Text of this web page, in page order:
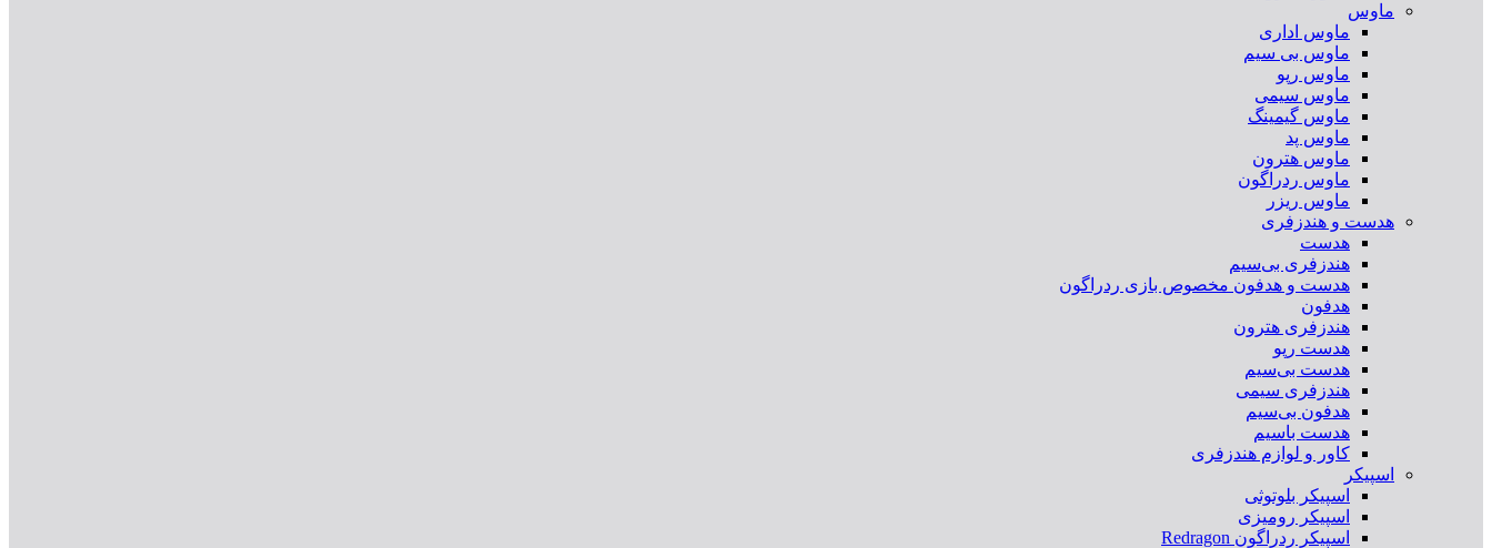
ماوس
ماوس اداری
ماوس بی سیم
ماوس رپو
ماوس سیمی
ماوس گیمینگ
ماوس پد
ماوس هترون
ماوس ردراگون
ماوس ریزر
هدست و هندزفری
هدست
هندزفری بی‌سیم
هدست و هدفون مخصوص بازی ردراگون
هدفون
هندزفری هترون
هدست رپو
هدست بی‌سیم
هندزفری سیمی
هدفون بی‌سیم
هدست باسیم
کاور و لوازم هندزفری
اسپیکر
اسپیکر بلوتوثی
اسپیکر رومیزی
اسپیکر ردراگون Redragon